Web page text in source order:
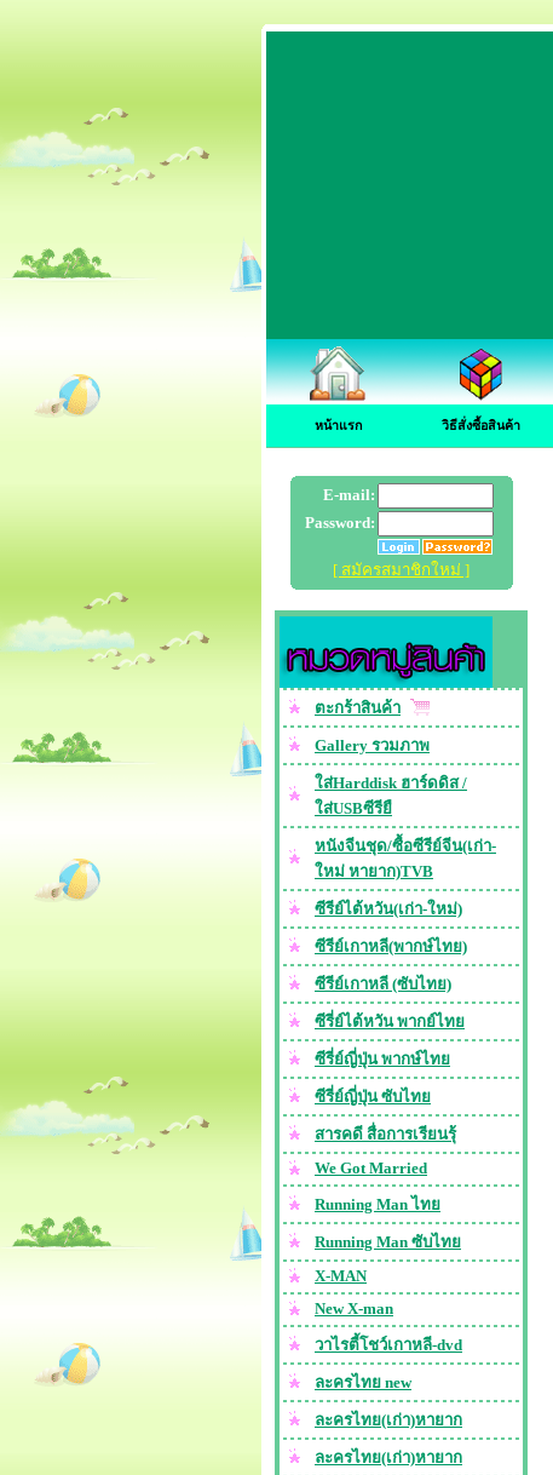
หน้าแรก วิธีสั่งซื้อสินค้า
E-mail:
Password:
[ สมัครสมาชิกใหม่ ]
ตะกร้าสินค้า
Gallery รวมภาพ
ใส่Harddisk ฮาร์ดดิส /
ใส่USBซีรียื
หนังจีนชุด/ซื้อซีรีย์จีน(เก่า-
ใหม่ หายาก)TVB
ซีรีย์ไต้หวัน(เก่า-ใหม่)
ซีรีย์เกาหลี(พากษ์ไทย)
ซีรีย์เกาหลี (ซับไทย)
ซีรี่ย์ไต้หวัน พากย์ไทย
ซีรี่ย์ญี่ปุ่น พากษ์ไทย
ซีรี่ย์ญี่ปุ่น ซับไทย
สารคดี สื่อการเรียนรุ้
We Got Married
Running Man ไทย
Running Man ซับไทย
X-MAN
New X-man
วาไรตี้โชว์เกาหลี-dvd
ละครไทย new
ละครไทย(เก่า)หายาก
ละครไทย(เก่า)หายาก